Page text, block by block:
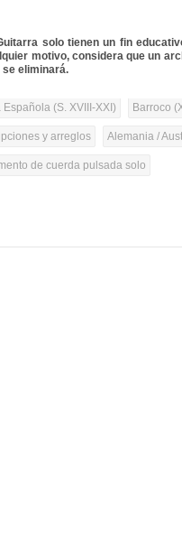
solo tienen un fin
motivo, considera que un
eliminará.
Española (S. XVIII-XXI) Barroco
y arreglos Alemania /
de cuerda pulsada solo